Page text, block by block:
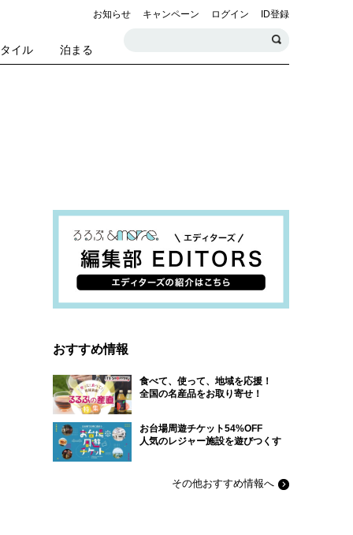
お知らせ キャンペーン ログイン ID登録
イル 泊まる
おすすめ情報
食べて、使って、地域を応援！
全国の名産品をお取り寄せ！
お台場周遊チケット54%OFF
人気のレジャー施設を遊びつくす
その他おすすめ情報へ